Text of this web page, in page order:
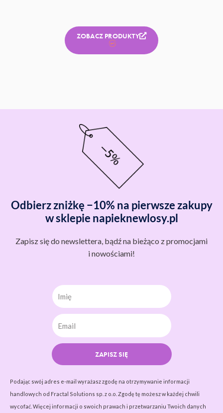
ZOBACZ PRODUKTY
Odbierz zniżkę −10% na pierwsze zakupy
w sklepie napieknewlosy.pl
Zapisz się do newslettera, bądź na bieżąco z promocjami
i nowościami!
Imię
ZAPISZ SIĘ
Podając swój adres e-mail wyrażasz zgodę na otrzymywanie informacji
handlowych od Fractal Solutions sp. z o.o. Zgodę tę możesz w każdej chwili
wycofać. Więcej informacji o swoich prawach i przetwarzaniu Twoich danych